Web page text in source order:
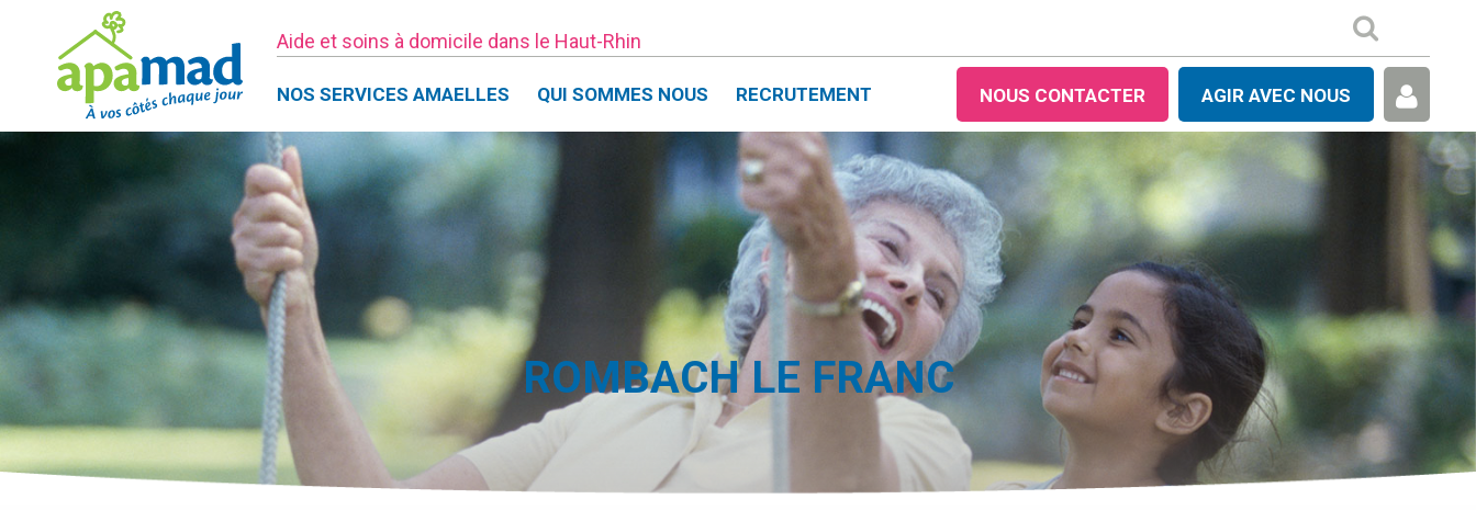
Aide et soins à domicile dans le Haut-Rhin
NOS SERVICES AMAELLES QUI SOMMES NOUS RECRUTEMENT NOUS CONTACTER AGIR AVEC NOUS
ROMBACH LE FRANC